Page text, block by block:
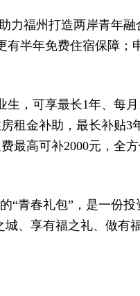
力福州打造两岸青年
半年免费住宿保障；
，可享最长1年、每
租金补助，最长补贴3
最高可补2000元，全
“青春礼包”，是一份
、享有福之礼、做有